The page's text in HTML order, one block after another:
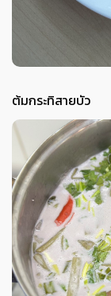
ต้มกระทิสายบัว